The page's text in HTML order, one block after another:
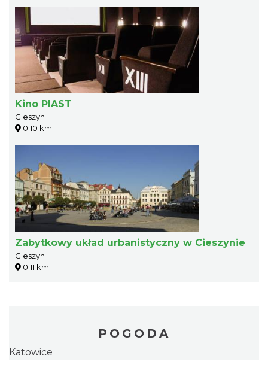
Kino PIAST
Cieszyn
0.10 km
Zabytkowy układ urbanistyczny w Cieszynie
Cieszyn
0.11 km
POGODA
Katowice